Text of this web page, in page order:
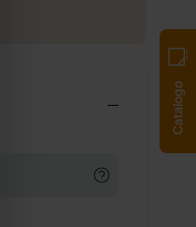
Catalogo